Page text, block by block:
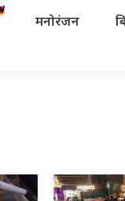
मनोरंजन